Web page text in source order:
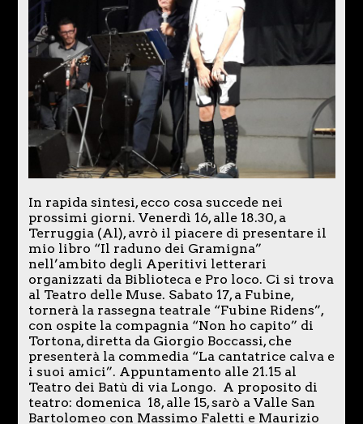
In rapida sintesi, ecco cosa succede nei
prossimi giorni. Venerdì 16, alle 18.30, a
Terruggia (Al), avrò il piacere di presentare il
mio libro “Il raduno dei Gramigna”
nell’ambito degli Aperitivi letterari
organizzati da Biblioteca e Pro loco. Ci si trova
al Teatro delle Muse. Sabato 17, a Fubine,
tornerà la rassegna teatrale “Fubine Ridens”,
con ospite la compagnia “Non ho capito” di
Tortona, diretta da Giorgio Boccassi, che
presenterà la commedia “La cantatrice calva e
i suoi amici”. Appuntamento alle 21.15 al
Teatro dei Batù di via Longo. A proposito di
teatro: domenica 18, alle 15, sarò a Valle San
Bartolomeo con Massimo Faletti e Maurizio